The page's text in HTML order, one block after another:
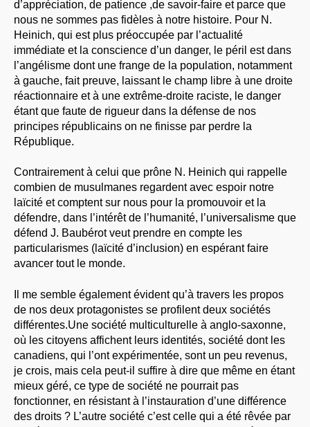
d’appréciation, de patience ,de savoir-faire et parce que
nous ne sommes pas fidèles à notre histoire. Pour N.
Heinich, qui est plus préoccupée par l’actualité
immédiate et la conscience d’un danger, le péril est dans
l’angélisme dont une frange de la population, notamment
à gauche, fait preuve, laissant le champ libre à une droite
réactionnaire et à une extrême-droite raciste, le danger
étant que faute de rigueur dans la défense de nos
principes républicains on ne finisse par perdre la
République.
Contrairement à celui que prône N. Heinich qui rappelle
combien de musulmanes regardent avec espoir notre
laïcité et comptent sur nous pour la promouvoir et la
défendre, dans l’intérêt de l’humanité, l’universalisme que
défend J. Baubérot veut prendre en compte les
particularismes (laïcité d’inclusion) en espérant faire
avancer tout le monde.
Il me semble également évident qu’à travers les propos
de nos deux protagonistes se profilent deux sociétés
différentes.Une société multiculturelle à anglo-saxonne,
où les citoyens affichent leurs identités, société dont les
canadiens, qui l’ont expérimentée, sont un peu revenus,
je crois, mais cela peut-il suffire à dire que même en étant
mieux géré, ce type de société ne pourrait pas
fonctionner, en résistant à l’instauration d’une différence
des droits ? L’autre société c’est celle qui a été rêvée par